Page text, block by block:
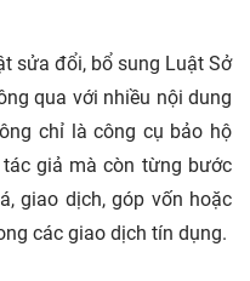
sửa đổi, bổ sung Luật Sở
qua với nhiều nội dung
chỉ là công cụ bảo hộ
giả mà còn từng bước
giao dịch, góp vốn hoặc
các giao dịch tín dụng.